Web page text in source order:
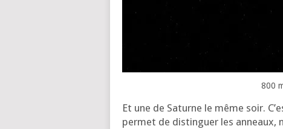
800
Et une de Saturne le même soir.
per­met de dis­tin­guer les anneaux,